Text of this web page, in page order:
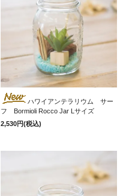
ハワイアンテラリウム サー
フ Bormioli Rocco Jar Lサイズ
2,530円(税込)